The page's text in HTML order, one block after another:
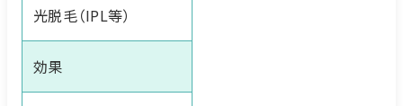
光脱毛（IPL等）
効果